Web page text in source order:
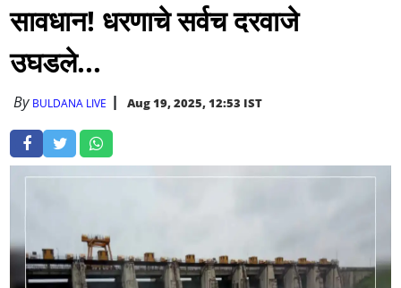
सावधान! धरणाचे सर्वच दरवाजे
उघडले...
By BULDANA LIVE Aug 19, 2025, 12:53 IST